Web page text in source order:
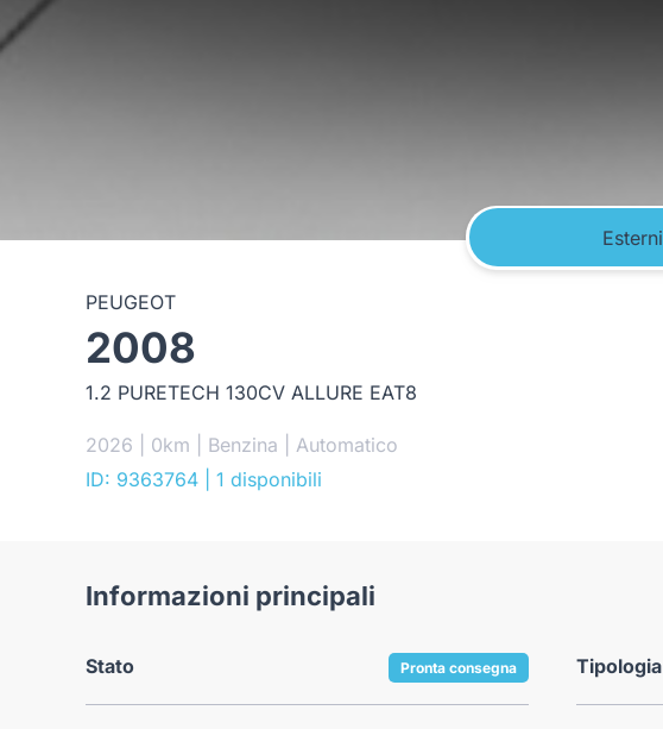
Esterni
PEUGEOT
2008
1.2 PURETECH 130CV ALLURE EAT8
2026 | 0km | Benzina | Automatico
ID: 9363764
| 1 disponibili
Informazioni principali
Stato Pronta consegna Tipologia